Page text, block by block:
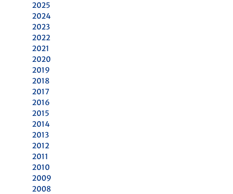
2025
2024
2023
2022
2021
2020
2019
2018
2017
2016
2015
2014
2013
2012
2011
2010
2009
2008